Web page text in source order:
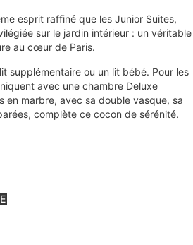
esprit raffiné que les Junior Suites,
sur le jardin intérieur : un véritable
au cœur de Paris.
supplémentaire ou un lit bébé. Pour les
avec une chambre Deluxe
en marbre, avec sa double vasque, sa
complète ce cocon de sérénité.